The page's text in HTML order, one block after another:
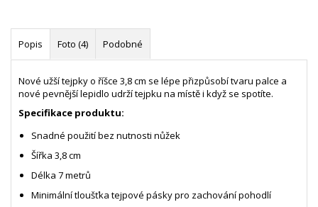
Popis Foto (4) Podobné
Nové užší tejpky o říšce 3,8 cm se lépe přizpůsobí tvaru palce a
nové pevnější lepidlo udrží tejpku na místě i když se spotíte.
Specifikace produktu:
Snadné použití bez nutnosti nůžek
Šířka 3,8 cm
Délka 7 metrů
Minimální tloušťka tejpové pásky pro zachování pohodlí